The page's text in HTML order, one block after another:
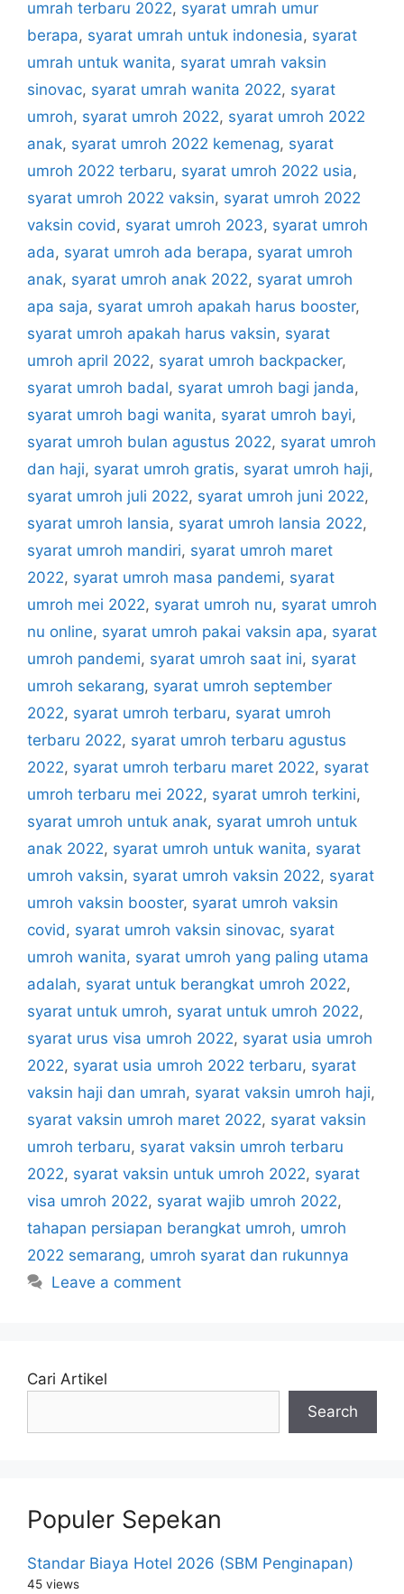
umrah terbaru 2022, syarat umrah umur
berapa, syarat umrah untuk indonesia, syarat
umrah untuk wanita, syarat umrah vaksin
sinovac, syarat umrah wanita 2022, syarat
umroh, syarat umroh 2022, syarat umroh 2022
anak, syarat umroh 2022 kemenag, syarat
umroh 2022 terbaru, syarat umroh 2022 usia,
syarat umroh 2022 vaksin, syarat umroh 2022
vaksin covid , syarat umroh 2023, syarat umroh
ada, syarat umroh ada berapa, syarat umroh
anak, syarat umroh anak 2022, syarat umroh
apa saja, syarat umroh apakah harus booster,
syarat umroh apakah harus vaksin, syarat
umroh april 2022, syarat umroh backpacker,
syarat umroh badal, syarat umroh bagi janda,
syarat umroh bagi wanita, syarat umroh bayi,
syarat umroh bulan agustus 2022, syarat umroh
dan haji, syarat umroh gratis, syarat umroh haji,
syarat umroh juli 2022, syarat umroh juni 2022,
syarat umroh lansia, syarat umroh lansia 2022,
syarat umroh mandiri, syarat umroh maret
2022, syarat umroh masa pandemi, syarat
umroh mei 2022, syarat umroh nu, syarat umroh
nu online, syarat umroh pakai vaksin apa, syarat
umroh pandemi, syarat umroh saat ini, syarat
umroh sekarang, syarat umroh september
2022, syarat umroh terbaru, syarat umroh
terbaru 2022, syarat umroh terbaru agustus
2022, syarat umroh terbaru maret 2022, syarat
umroh terbaru mei 2022, syarat umroh terkini,
syarat umroh untuk anak, syarat umroh untuk
anak 2022, syarat umroh untuk wanita, syarat
umroh vaksin, syarat umroh vaksin 2022, syarat
umroh vaksin booster, syarat umroh vaksin
covid , syarat umroh vaksin sinovac, syarat
umroh wanita, syarat umroh yang paling utama
adalah, syarat untuk berangkat umroh 2022,
syarat untuk umroh, syarat untuk umroh 2022,
syarat urus visa umroh 2022, syarat usia umroh
2022, syarat usia umroh 2022 terbaru, syarat
vaksin haji dan umrah, syarat vaksin umroh haji,
syarat vaksin umroh maret 2022, syarat vaksin
umroh terbaru, syarat vaksin umroh terbaru
2022, syarat vaksin untuk umroh 2022, syarat
visa umroh 2022, syarat wajib umroh 2022,
tahapan persiapan berangkat umroh, umroh
2022 semarang, umroh syarat dan rukunnya
Leave a comment
Cari Artikel
Search
Populer Sepekan
Standar Biaya Hotel 2026 (SBM Penginapan)
45 views